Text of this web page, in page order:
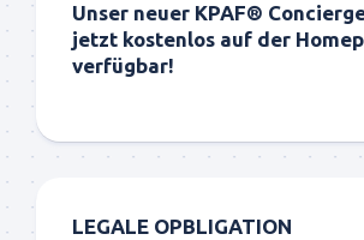
Unser neuer KPAF®
jetzt kostenlos auf der
verfügbar!
LEGALE OPBLIGATION